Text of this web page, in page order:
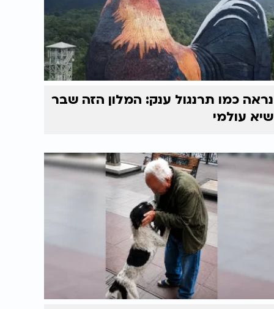
נראה כמו תרנגול ענק: המלון הזה שבר
שיא עולמי